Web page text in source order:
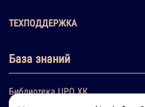
ТЕХПОДДЕРЖКА
База знаний
Библиотека ЦРО ХК